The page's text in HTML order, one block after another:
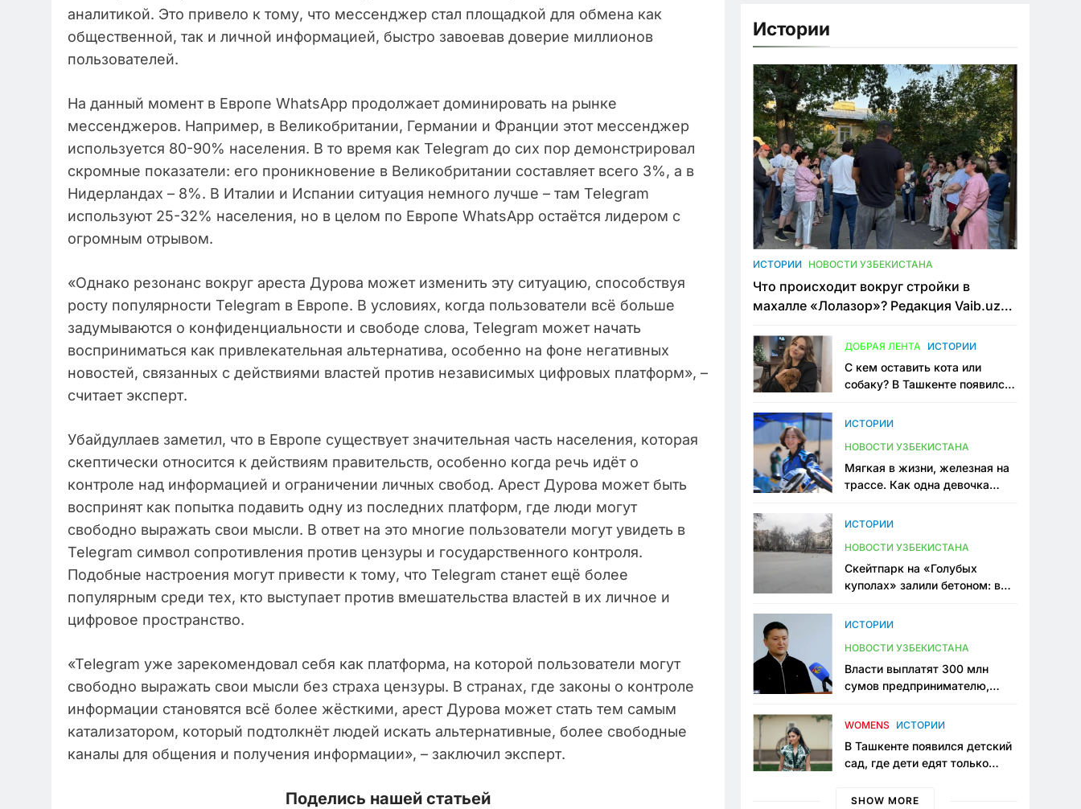
аналитикой. Это привело к тому, что мессенджер стал площадкой для обмена как
общественной, так и личной информацией, быстро завоевав доверие миллионов
пользователей.
На данный момент в Европе WhatsApp продолжает доминировать на рынке
мессенджеров. Например, в Великобритании, Германии и Франции этот мессенджер
используется 80-90% населения. В то время как Telegram до сих пор демонстрировал
скромные показатели: его проникновение в Великобритании составляет всего 3%, а в
Нидерландах – 8%. В Италии и Испании ситуация немного лучше – там Telegram
используют 25-32% населения, но в целом по Европе WhatsApp остаётся лидером с
огромным отрывом.
«Однако резонанс вокруг ареста Дурова может изменить эту ситуацию, способствуя
росту популярности Telegram в Европе. В условиях, когда пользователи всё больше
задумываются о конфиденциальности и свободе слова, Telegram может начать
восприниматься как привлекательная альтернатива, особенно на фоне негативных
новостей, связанных с действиями властей против независимых цифровых платформ», –
считает эксперт.
Убайдуллаев заметил, что в Европе существует значительная часть населения, которая
скептически относится к действиям правительств, особенно когда речь идёт о
контроле над информацией и ограничении личных свобод. Арест Дурова может быть
воспринят как попытка подавить одну из последних платформ, где люди могут
свободно выражать свои мысли. В ответ на это многие пользователи могут увидеть в
Telegram символ сопротивления против цензуры и государственного контроля.
Подобные настроения могут привести к тому, что Telegram станет ещё более
популярным среди тех, кто выступает против вмешательства властей в их личное и
цифровое пространство.
«Telegram уже зарекомендовал себя как платформа, на которой пользователи могут
свободно выражать свои мысли без страха цензуры. В странах, где законы о контроле
информации становятся всё более жёсткими, арест Дурова может стать тем самым
катализатором, который подтолкнёт людей искать альтернативные, более свободные
каналы для общения и получения информации», – заключил эксперт.
Поделись нашей статьей
Истории
ИСТОРИИ НОВОСТИ УЗБЕКИСТАНА
Что происходит вокруг стройки в
махалле «Лолазор»? Редакция Vaib.uz
конфликта
ДОБРАЯ ЛЕНТА ИСТОРИИ
С кем оставить кота или
собаку? В Ташкенте появился
ИСТОРИИ
НОВОСТИ УЗБЕКИСТАНА
Мягкая в жизни, железная на
трассе. Как одна девочка
Узбекистане
ИСТОРИИ
НОВОСТИ УЗБЕКИСТАНА
Скейтпарк на «Голубых
куполах» залили бетоном: в
одно общественное
ИСТОРИИ
НОВОСТИ УЗБЕКИСТАНА
Власти выплатят 300 млн
сумов предпринимателю,
тюрьме по незаконному
WOMENS ИСТОРИИ
В Ташкенте появился детский
сад, где дети едят только
мама, которая устала просить
SHOW MORE